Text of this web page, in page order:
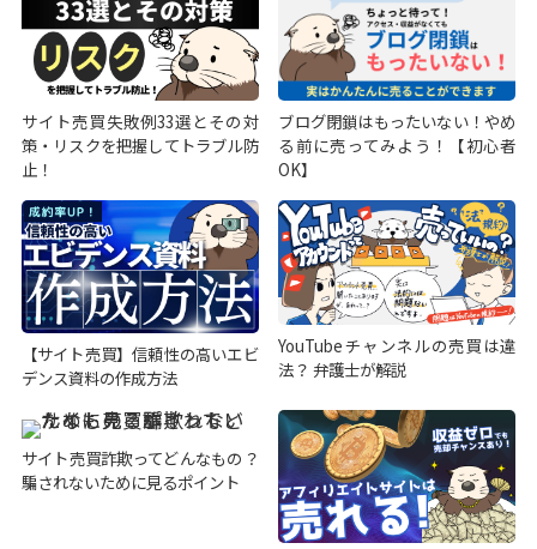
サイト売買失敗例33選とその対
策・リスクを把握してトラブル防
止！
ブログ閉鎖はもったいない！やめ
る前に売ってみよう！【初心者
OK】
【サイト売買】信頼性の高いエビ
デンス資料の作成方法
YouTubeチャンネルの売買は違
法？ 弁護士が解説
サイト売買詐欺ってどんなもの？
騙されないために見るポイント